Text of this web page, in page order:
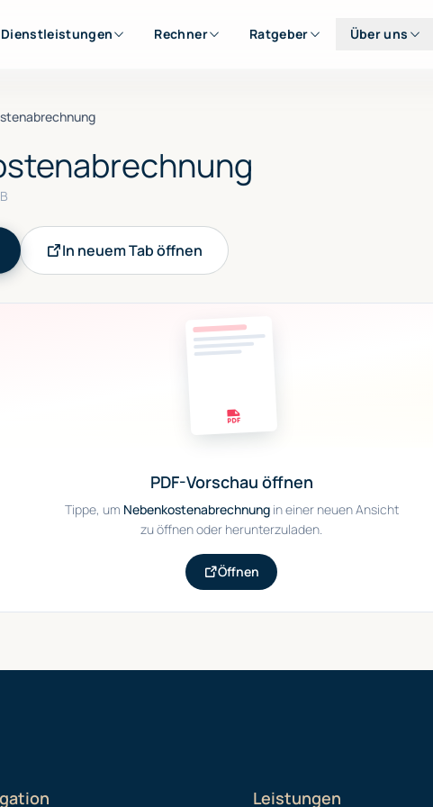
Dienstleistungen Rechner Ratgeber Über uns
In neuem Tab öffnen
PDF-Vorschau öffnen
Tippe, um Nebenkostenabrechnungin einer neuen Ansicht
zu öffnen oder herunterzuladen.
Öffnen
Leistungen